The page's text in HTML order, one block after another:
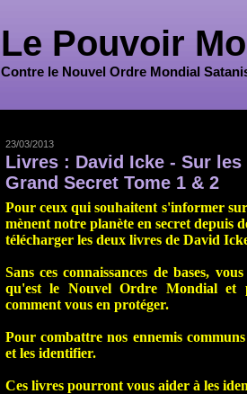
Le Pouvoir
Contre le Nouvel Ordre Mondial
23/03/2013
Livres : David Icke - Sur
Grand Secret Tome 1 & 2
Pour ceux qui souhaitent s'informer
mènent notre planète en secret depuis
télécharger les deux livres de David
Sans ces connaissances de bases,
qu'est le Nouvel Ordre Mondial
comment vous en protéger.
Pour combattre nos ennemis
et les identifier.
Ces livres pourront vous aider à les